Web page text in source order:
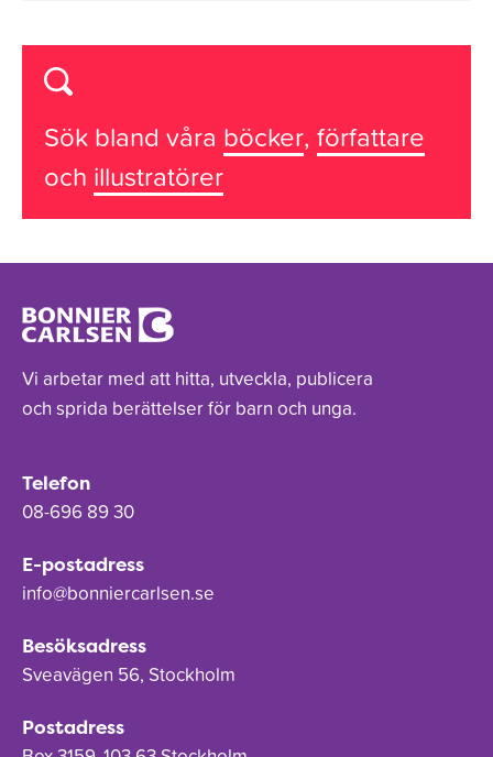
Sök bland våra böcker, författare
och illustratörer
Vi arbetar med att hitta, utveckla, publicera
och sprida berättelser för barn och unga.
Telefon
08-696 89 30
E-postadress
info@bonniercarlsen.se
Besöksadress
Sveavägen 56, Stockholm
Postadress